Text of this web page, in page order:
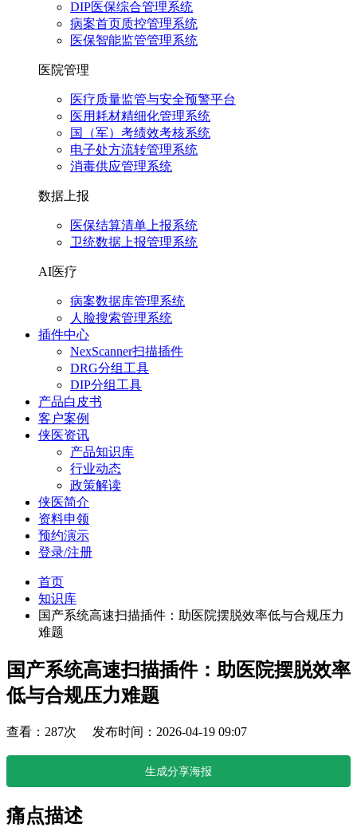
DIP医保综合管理系统
病案首页质控管理系统
医保智能监管管理系统
医院管理
医疗质量监管与安全预警平台
医用耗材精细化管理系统
国（军）考绩效考核系统
电子处方流转管理系统
消毒供应管理系统
数据上报
医保结算清单上报系统
卫统数据上报管理系统
AI医疗
病案数据库管理系统
人脸搜索管理系统
插件中心
NexScanner扫描插件
DRG分组工具
DIP分组工具
产品白皮书
客户案例
侠医资讯
产品知识库
行业动态
政策解读
侠医简介
资料申领
预约演示
登录/注册
首页
知识库
国产系统高速扫描插件：助医院摆脱效率低与合规压力
难题
国产系统高速扫描插件：助医院摆脱效率
低与合规压力难题
查看：287次 发布时间：2026-04-19 09:07
生成分享海报
痛点描述